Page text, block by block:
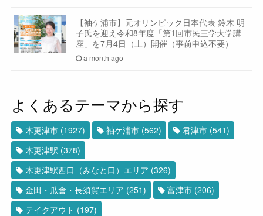
【袖ケ浦市】元オリンピック日本代表 鈴木 明
子氏を迎え令和8年度「第1回市民三学大学講
座」を7月4日（土）開催（事前申込不要）
a month ago
よくあるテーマから探す
木更津市 (1927) 袖ケ浦市 (562) 君津市 (541)
木更津駅 (378)
木更津駅西口（みなと口）エリア (326)
金田・瓜倉・長須賀エリア (251) 富津市 (206)
テイクアウト (197)